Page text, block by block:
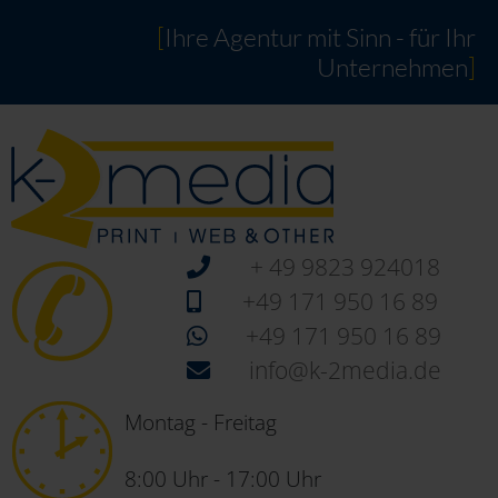
[Ihre Agentur mit Sinn - für Ihr
Unternehmen]
+ 49 9823 924018
+49 171 950 16 89
+49 171 950 16 89
info@k-2media.de
Montag - Freitag
8:00 Uhr - 17:00 Uhr